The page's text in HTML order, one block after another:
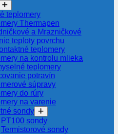
teplomery
Thermapen
a Mrazničkové
teploty povrchu
teplomery
na kontrolu mlieka
teplomery
potravín
súpravy
do rúry
na varenie
sondy
PT100 sondy
Termistorové sondy